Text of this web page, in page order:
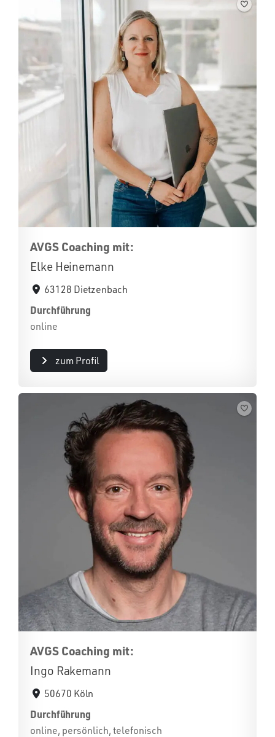
AVGS Coaching mit:
Elke Heinemann
63128 Dietzenbach
Durchführung
online
zum Profil
AVGS Coaching mit:
Ingo Rakemann
50670 Köln
Durchführung
online, persönlich, telefonisch